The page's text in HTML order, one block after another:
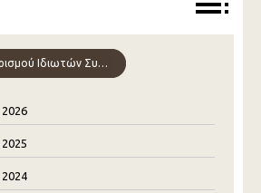
Αποφάσεις Ορισμού Ιδιωτών Συνεργατών